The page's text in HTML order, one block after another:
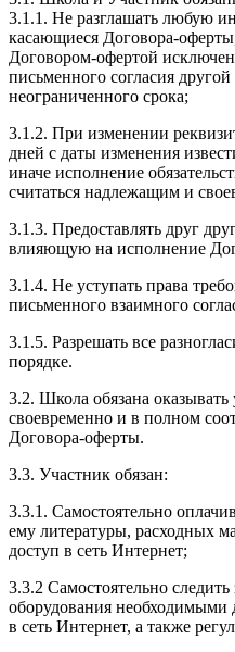
3.1.1. Не разглашать любую
касающиеся Договора-
Договором-офертой
письменного согласия
неограниченного срока;
3.1.2. При изменении
дней с даты изменения
иначе исполнение
считаться надлежащим и
3.1.3. Предоставлять друг
влияющую на исполнение
3.1.4. Не уступать права
письменного взаимного
3.1.5. Разрешать все
порядке.
3.2. Школа обязана оказывать
своевременно и в полном
Договора-оферты.
3.3. Участник обязан:
3.3.1. Cамостоятельно
ему литературы, расходных
доступ в сеть Интернет;
3.3.2 Самостоятельно
оборудования необходимыми
в сеть Интернет, а также